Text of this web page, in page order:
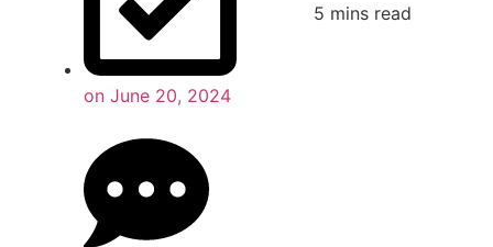
on June 20, 2024
5 mins read